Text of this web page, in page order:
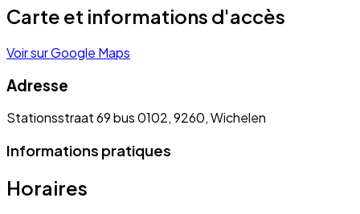
Carte et informations d'accès
Voir sur Google Maps
Adresse
Stationsstraat 69 bus 0102, 9260, Wichelen
Informations pratiques
Horaires